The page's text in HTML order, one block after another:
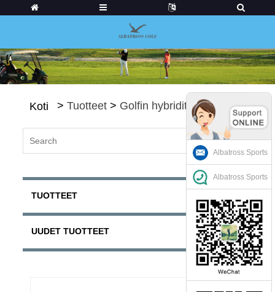
Koti > Tuotteet > Golfin hybridit
TUOTTEET
UUDET TUOTTEET
Albatross Sports
Albatross Sports